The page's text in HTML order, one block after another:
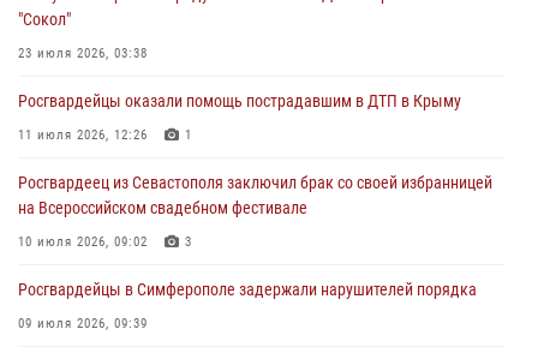
Росгвардейцы Севастополя пресекли противоправные действия на
охраняемом объекте
29 июля 2026, 12:34
Росгвардейцы Крыма и Севастополя отметили День Крещения Руси
28 июля 2026, 14:18
В Симферополе сотрудники Росгвардии задержали подозреваемого
в краже из гипермаркета
24 июля 2026, 12:21
"Сокол"
23 июля 2026, 03:38
Росгвардейцы оказали помощь пострадавшим в ДТП в Крыму
11 июля 2026, 12:26 1
Росгвардеец из Севастополя заключил брак со своей избранницей
на Всероссийском свадебном фестивале
10 июля 2026, 09:02 3
Росгвардейцы в Симферополе задержали нарушителей порядка
09 июля 2026, 09:39